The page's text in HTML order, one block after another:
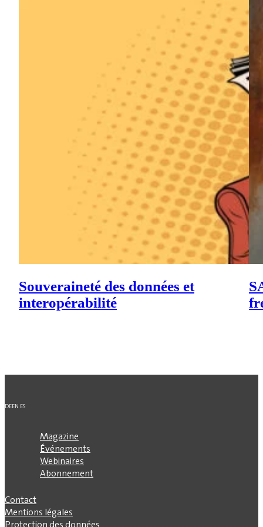
Souveraineté des données et
interopérabilité
DEEN ES
Magazine
Événements
Webinaires
Abonnement
Contact
Mentions légales